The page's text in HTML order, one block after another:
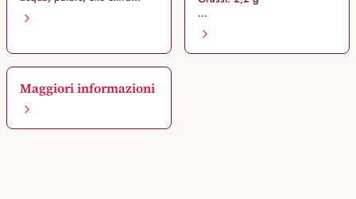
...
Maggiori informazioni